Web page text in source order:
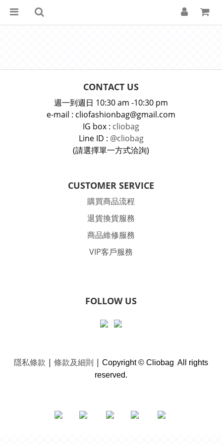
CONTACT US
週一到週日 10:30 am -10:30 pm
e-mail : cliofashionbag@gmail.com
IG box : cliobag
Line ID : @cliobag
(請選擇單一方式洽詢)
CUSTOMER SERVICE
購買商品流程
退貨換貨服務
商品維修服務
VIP客戶服務
FOLLOW US
隱私條款 | 條款及細則 | Copyright © Cliobag All rights
reserved.